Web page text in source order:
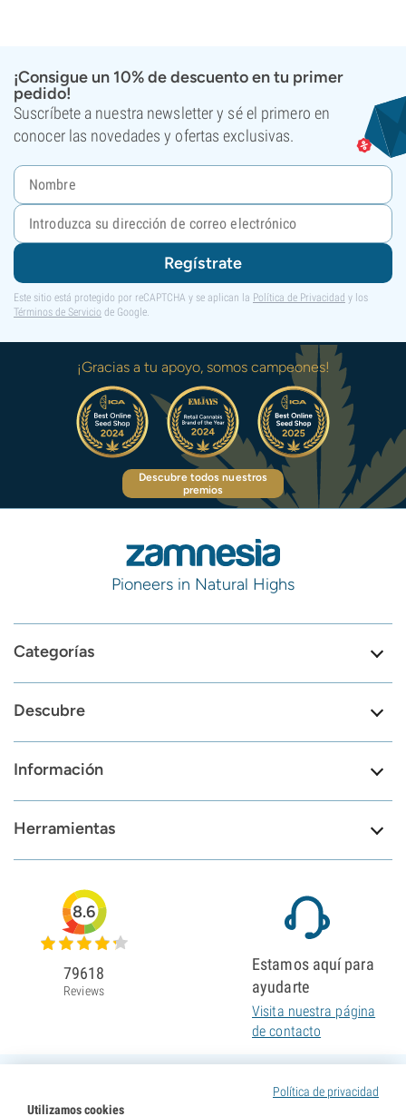
¡Consigue un 10% de descuento en tu primer
pedido!
Suscríbete a nuestra newsletter y sé el primero en
conocer las novedades y ofertas exclusivas.
Regístrate
Este sitio está protegido por reCAPTCHA y se aplican la Política de Privacidad y los
Términos de Servicio de Google.
¡Gracias a tu apoyo, somos campeones!
Descubre todos nuestros
premios
Pioneers in Natural Highs
Categorías
Descubre
Información
Herramientas
Política de privacidad
Utilizamos cookies
8.6
79618
Reviews
Estamos aquí para
ayudarte
Visita nuestra página
de contacto